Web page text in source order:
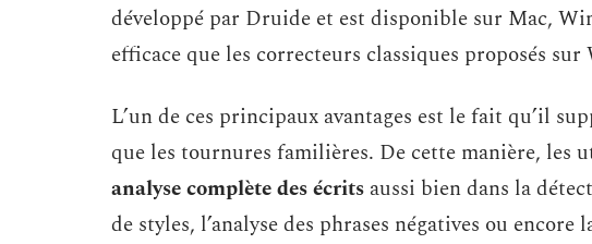
développé par Druide et est disponible sur Mac,
efficace que les correcteurs classiques proposés
L’un de ces principaux avantages est le fait qu’il
que les tournures familières. De cette manière, les
analyse complète des écrits aussi bien dans la
de styles, l’analyse des phrases négatives ou